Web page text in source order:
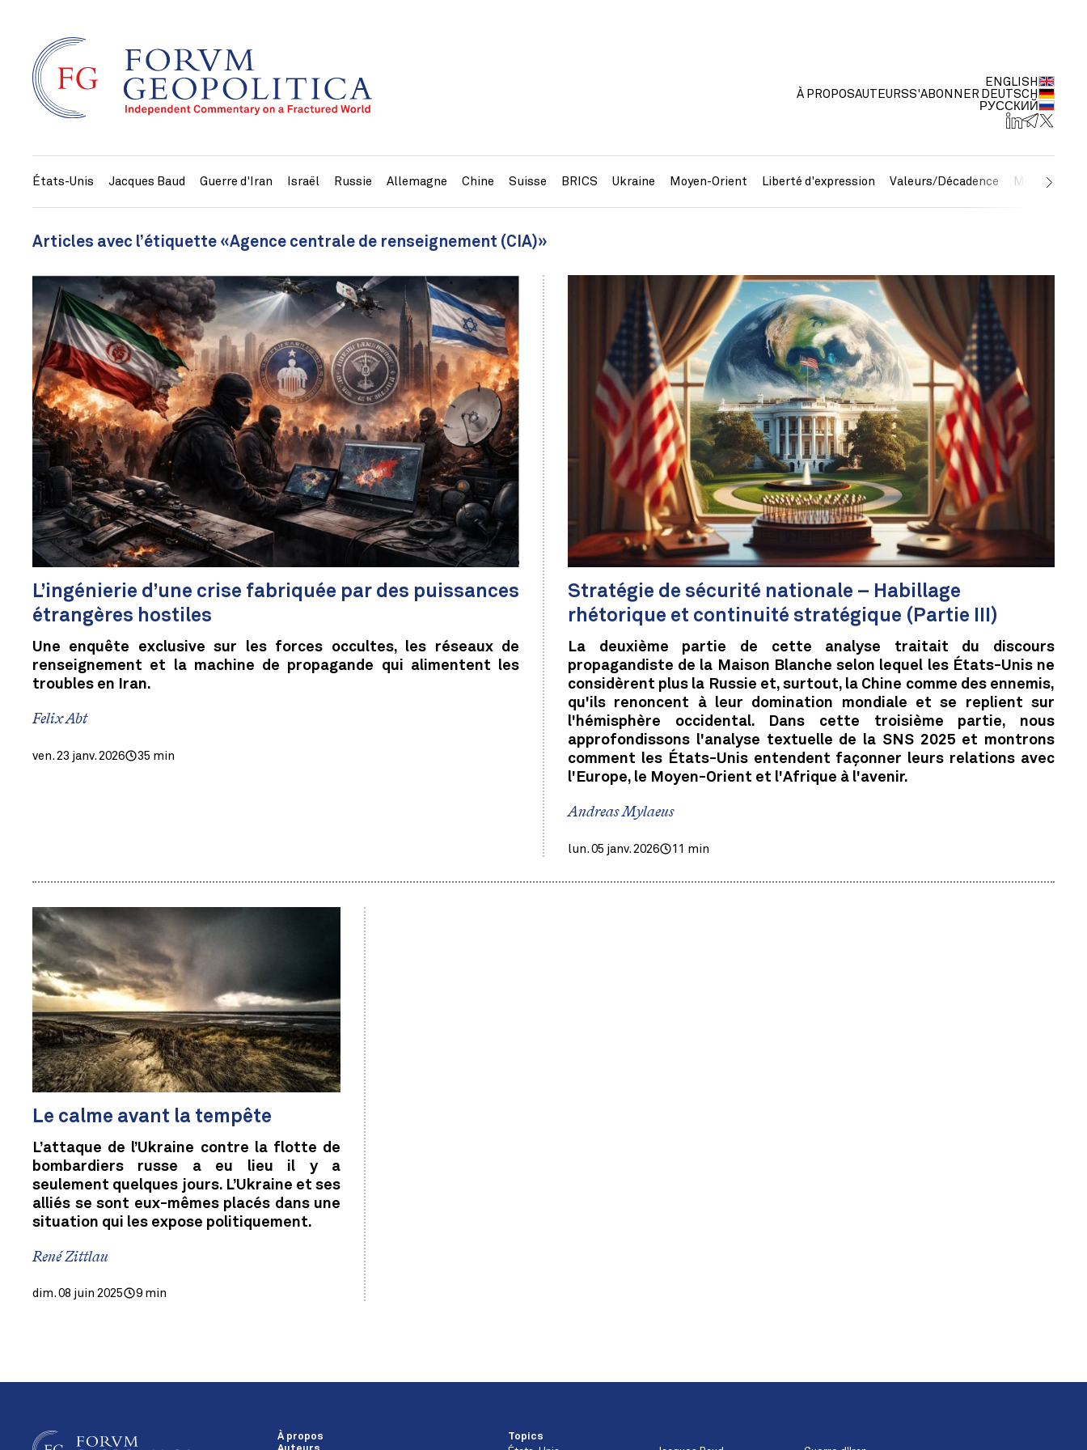
À PROPOSAUTEURSS'ABONNER
ENGLISH
DEUTSCH
РУССКИЙ
États-Unis Jacques Baud Guerre d'Iran Israël Russie Allemagne Chine Suisse BRICS Ukraine Moyen-Orient Liberté d'expression Valeurs/Décadence Métaux
Articles avec l’étiquette «Agence centrale de renseignement (CIA)»
L’ingénierie d’une crise fabriquée par des puissances
étrangères hostiles
Une enquête exclusive sur les forces occultes, les réseaux de
renseignement et la machine de propagande qui alimentent les
troubles en Iran.
Felix Abt
ven. 23 janv. 2026 35 min
Stratégie de sécurité nationale – Habillage
rhétorique et continuité stratégique (Partie III)
La deuxième partie de cette analyse traitait du discours
propagandiste de la Maison Blanche selon lequel les États-Unis ne
considèrent plus la Russie et, surtout, la Chine comme des ennemis,
qu'ils renoncent à leur domination mondiale et se replient sur
l'hémisphère occidental. Dans cette troisième partie, nous
approfondissons l'analyse textuelle de la SNS 2025 et montrons
comment les États-Unis entendent façonner leurs relations avec
l'Europe, le Moyen-Orient et l'Afrique à l'avenir.
Andreas Mylaeus
lun. 05 janv. 2026 11 min
Le calme avant la tempête
L’attaque de l’Ukraine contre la flotte de
bombardiers russe a eu lieu il y a
seulement quelques jours. L’Ukraine et ses
alliés se sont eux-mêmes placés dans une
situation qui les expose politiquement.
René Zittlau
dim. 08 juin 2025 9 min
À propos
Topics